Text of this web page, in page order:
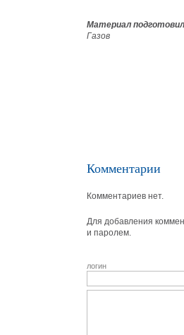
Материал
Газов
Комментарии
Комментариев нет.
Для добавления
и паролем.
логин